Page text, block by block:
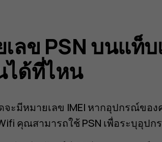
ลข PSN บนแท็บ
ได้ที่ไหน
ะมีหมายเลข IMEI หากอุปกรณ์ขอ
คุณสามารถใช้ PSN เพื่อระบุอุป